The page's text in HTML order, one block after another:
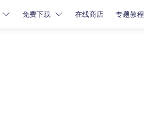
免费下载 在线商店 专题教程